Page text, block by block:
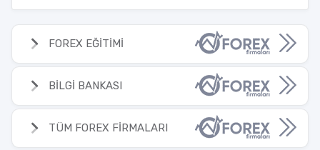
FOREX EĞİTİMİ
BİLGİ BANKASI
TÜM FOREX FİRMALARI